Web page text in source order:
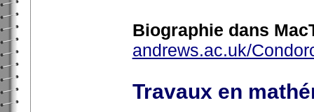
Biographie dans
andrews.ac.uk/
Travaux en